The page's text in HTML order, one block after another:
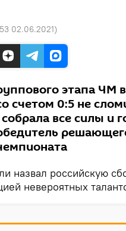
02.06.2021)
этапа ЧМ
счетом 0:5 не
все силы и
назвал российскую
невероятных